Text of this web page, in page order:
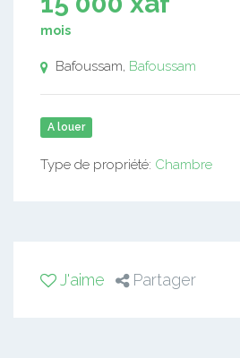
mois
Bafoussam, Bafoussam
A louer
Type de propriété: Chambre
J'aime Partager